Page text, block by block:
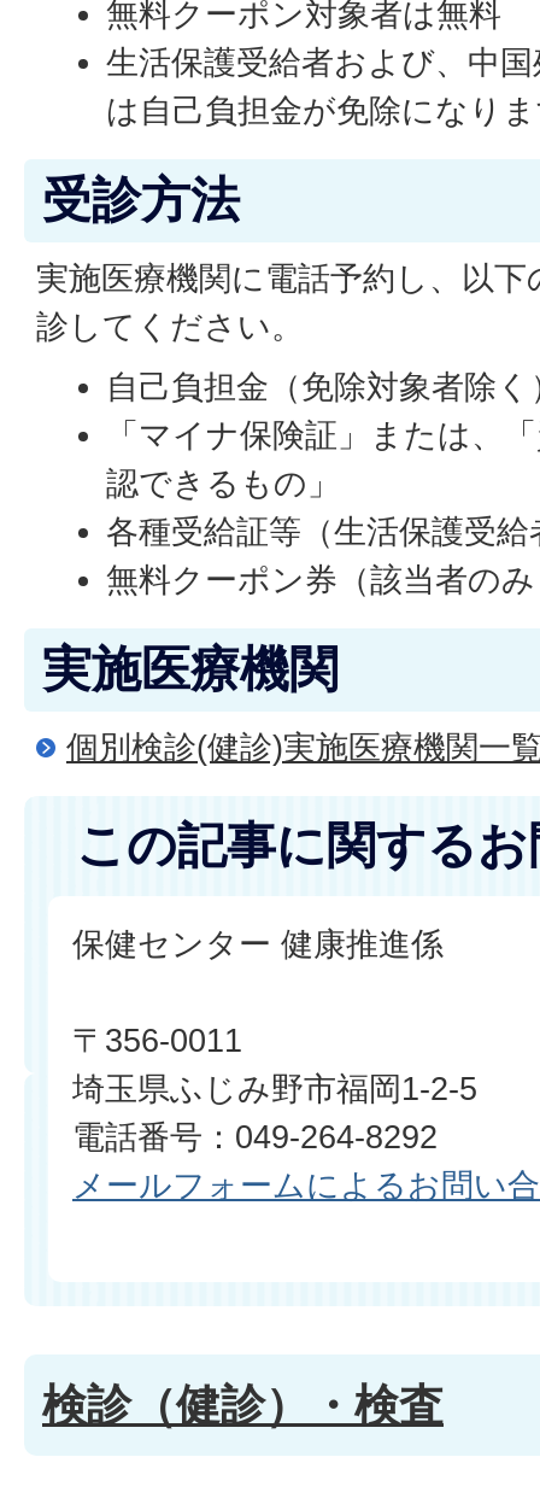
無料クーポン対象者は無料
生活保護受給者および、中
は自己負担金が免除になり
受診方法
実施医療機関に電話予約し、以
診してください。
自己負担金（免除対象者除く
「マイナ保険証」または、
認できるもの」
各種受給証等（生活保護受給
無料クーポン券（該当者の
実施医療機関
個別検診(健診)実施医療機関一
この記事に関する
保健センター 健康推進係
〒356-0011
埼玉県ふじみ野市福岡1-2-5
電話番号：049-264-8292
メールフォームによるお問い
検診（健診）・検査